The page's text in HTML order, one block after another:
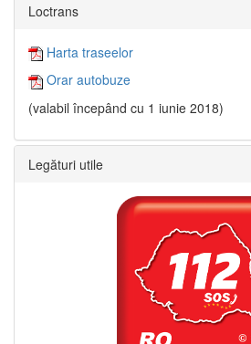
Loctrans
Harta traseelor
Orar autobuze
(valabil începând cu 1 iunie 2018)
Legături utile